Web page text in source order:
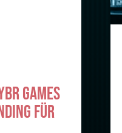
GAMES
FÜR